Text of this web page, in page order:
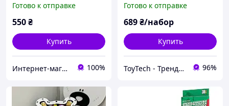
рождения 30 см (Г0160)
Готово к отправке
550₴
Купить
Интернет-магазин "Подарок" 100%
на Демонов KPop Demon
Hunters
Готово к отправке
689₴/набор
Купить
ToyTech - Трендовые Игрушки и Гаджеты 2025 96%